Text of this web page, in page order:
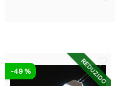
REDUZIDO
-49 %